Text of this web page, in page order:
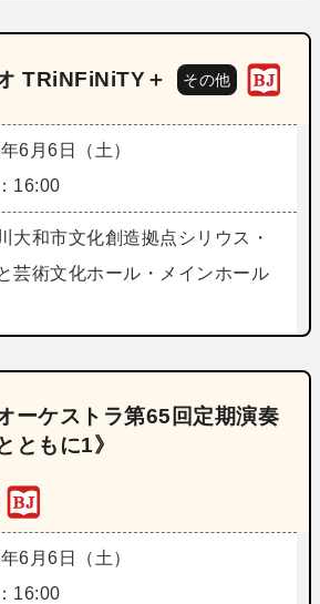
TRiNFiNiTY＋ その他
6月6日（土）
16:00
大和市文化創造拠点シリウス・
芸術文化ホール・メインホール
ーケストラ第65回定期演奏
ともに1》
6月6日（土）
16:00